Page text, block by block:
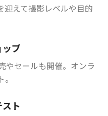
迎えて撮影レベルや目的
プ
やセールも開催。オンラ
ト